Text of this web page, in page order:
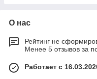
О нас
Рейтинг не
Менее 5 отзывов за
Работает с